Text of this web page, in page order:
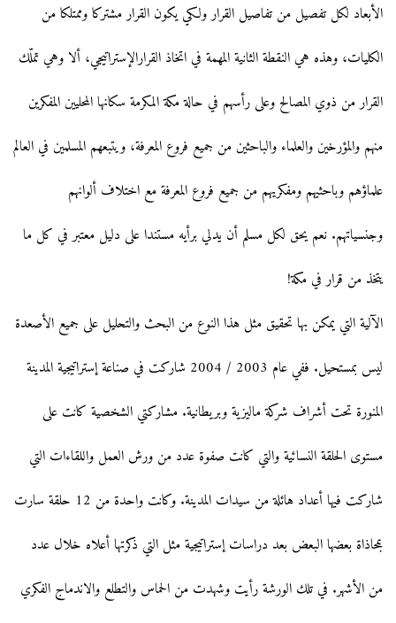
الأبعاد لكل تفصيل من تفاصيل القرار ولكي يكون القرار مشتركا وممتلكا من
الكليات، وهذه هي النقطة الثانية المهمة في اتخاذ القرارالإستراتيجي، ألا وهي تملّك
القرار من ذوي المصالح وعلى رأسهم في حالة مكة المكرمة سكانها المحليين المفكرين
منهم والمؤرخين والعلماء والباحثين من جميع فروع المعرفة، ويتبعهم المسلمين في العالم
علماؤهم وباحثيهم ومفكريهم من جميع فروع المعرفة مع اختلاف ألوانهم
وجنسياتهم. نعم يحق لكل مسلم أن يدلي برأيه مستندا على دليل معتبر في كل ما
يتخذ من قرار في مكة!
الآلية التي يمكن بها تحقيق مثل هذا النوع من البحث والتحليل على جميع الأصعدة
ليس بمستحيل. ففي عام 2003 / 2004 شاركت في صناعة إستراتيجية المدينة
المنورة تحت أشراف شركة ماليزية وبريطانية. مشاركتي الشخصية كانت على
مستوى الحلقة النسائية والتي كانت صفوة عدد من ورش العمل واللقاءات التي
شاركت فيها أعداد هائلة من سيدات المدينة. وكانت واحدة من 12 حلقة سارت
بمحاذاة بعضها البعض بعد دراسات إستراتيجية مثل التي ذكرتها أعلاه خلال عدد
من الأشهر. في تلك الورشة رأيت وشهدت من الحماس والتطلع والاندماج الفكري